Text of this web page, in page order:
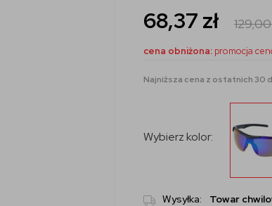
68,37 zł
cena obniżona: promocja
Najniższa cena z ostatnich 30
Wybierz kolor:
Wysyłka: Towar